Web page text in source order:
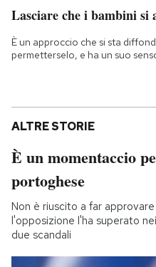
Lasciare che i bambini si
È un approccio che si sta
permetterselo, e ha un suo
ALTRE STORIE
È un momentaccio
portoghese
Non è riuscito a far
l'opposizione l'ha superato
due scandali